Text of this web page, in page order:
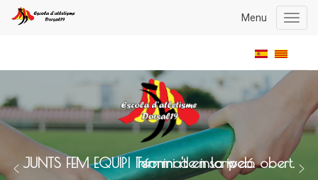
Menu
JUNTS FEM EQUIP! Termini de inscripció obert.
Informa't en la web.